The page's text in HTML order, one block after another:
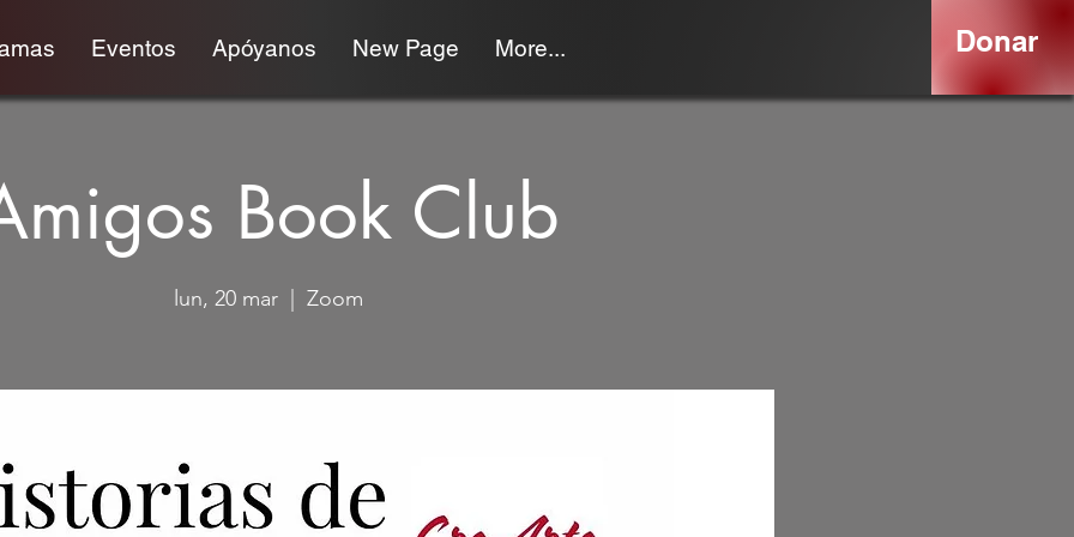
Eventos Apóyanos New Page More... Donar
Book Club
lun, 20 mar Zoom